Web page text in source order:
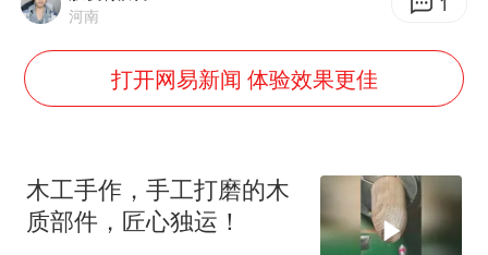
《欢迎来龙餐馆》口碑
白海豚将正面袭击贯穿浙江
杭州全市有序停课
商场现钱学森巨幅海报 负责人回应
河南
打开网易新闻 体验效果更佳
木工手作，手工打磨的木
质部件，匠心独运！